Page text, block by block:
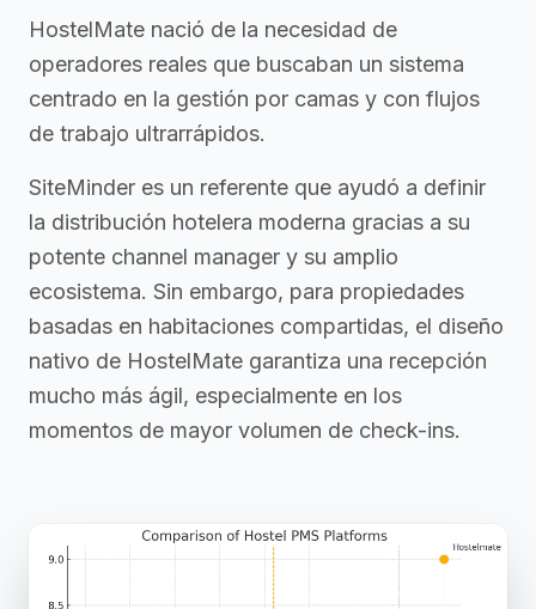
HostelMate nació de la necesidad de
operadores reales que buscaban un sistema
centrado en la gestión por camas y con flujos
de trabajo ultrarrápidos.
SiteMinder es un referente que ayudó a definir
la distribución hotelera moderna gracias a su
potente channel manager y su amplio
ecosistema. Sin embargo, para propiedades
basadas en habitaciones compartidas, el diseño
nativo de HostelMate garantiza una recepción
mucho más ágil, especialmente en los
momentos de mayor volumen de check-ins.